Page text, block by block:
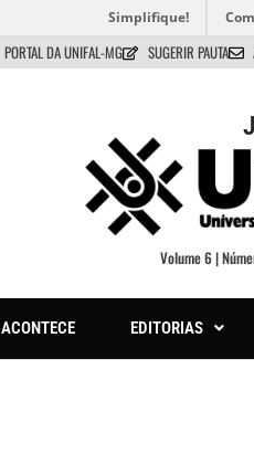
Simplifique!
PORTAL DA UNIFAL-MG SUGERIR PAUTA
Volume 6 |
ACONTECE EDITORIAS